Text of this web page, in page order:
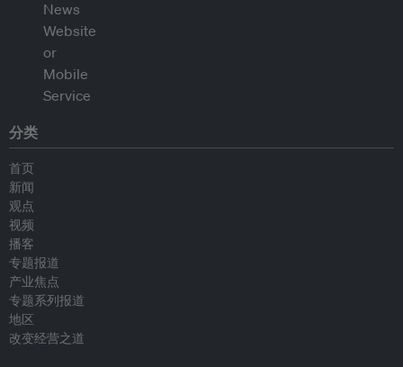
分类
首页
新闻
观点
视频
播客
专题报道
产业焦点
专题系列报道
地区
改变经营之道